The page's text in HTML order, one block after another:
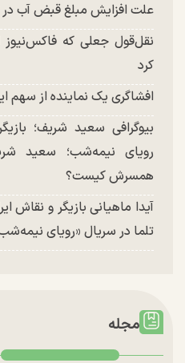
علت افزایش مبلغ قبض آب در
نقل‌قول جعلی که فاکس‌نیوز
کرد
افشاگری یک نماینده از سهم
بیوگرافی سعید شریف؛
رویای نیمه‌شب؛ سعید
همسرش کیست؟
آیدا ماهیانی بازیگر و نقاش
تلما در سریال «رویای
مجله